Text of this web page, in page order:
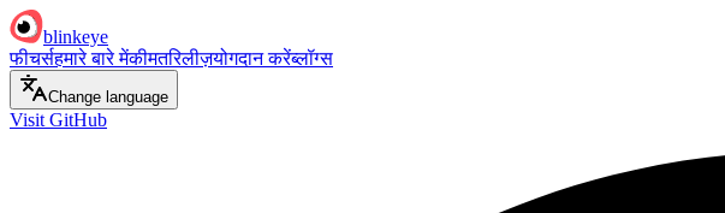
blinkeye
फीचर्सहमारे बारे मेंकीमतरिलीज़योगदान करेंब्लॉग्स
Change language
Visit GitHub